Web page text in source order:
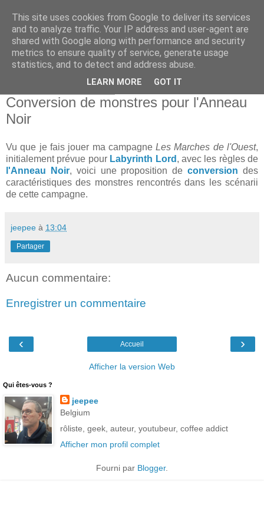
Conversion de monstres pour l'Anneau
Noir
Vu que je fais jouer ma campagneLes Marches de l'Ouest,
initialement prévue pour Labyrinth Lord , avec les règles de
l'Anneau Noir, voici une proposition deconversion des
caractéristiques des monstres rencontrés dans les scénarii
de cette campagne.
jeepee à 13:04
Partager
Aucun commentaire:
Enregistrer un commentaire
‹ ›
Accueil
Afficher la version Web
Qui êtes-vous ?
jeepee
Belgium
rôliste, geek, auteur, youtubeur, coffee addict
Afficher mon profil complet
Fourni par Blogger.
This site uses cookies from Google to deliver its services
and to analyze traffic. Your IP address and user-agent are
shared with Google along with performance and security
metrics to ensure quality of service, generate usage
statistics, and to detect and address abuse.
LEARN MORE GOT IT